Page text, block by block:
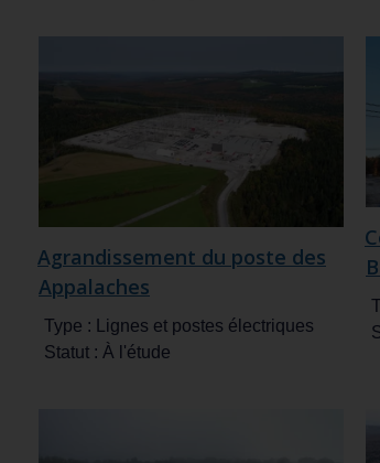
Agrandissement du poste des
Appalaches
Type :
Lignes et postes électriques
Statut : À l'étude